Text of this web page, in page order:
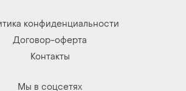
конфиденциальности
Договор-оферта
Контакты
Мы в соцсетях